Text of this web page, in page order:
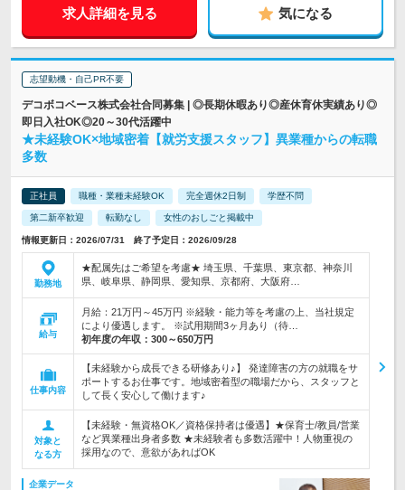
求人詳細を見る 気になる
志望動機・自己PR不要
デコボコベース株式会社合同募集 | ◎長期休暇あり◎産休育休実績あり◎
即日入社OK◎20～30代活躍中
★未経験OK×地域密着【就労支援スタッフ】異業種からの転職
多数
正社員 職種・業種未経験OK 完全週休2日制 学歴不問
第二新卒歓迎 転勤なし 女性のおしごと掲載中
情報更新日：2026/07/31 終了予定日：2026/09/28
勤務地
★配属先はご希望を考慮★ 埼玉県、千葉県、東京都、神奈川
県、岐阜県、静岡県、愛知県、京都府、大阪府…
給与
月給：21万円～45万円 ※経験・能力等を考慮の上、当社規定
により優遇します。 ※試用期間3ヶ月あり（待…
初年度の年収： 300～650万円
仕事内容
【未経験から成長できる研修あり♪】 発達障害の方の就職をサ
ポートするお仕事です。地域密着型の職場だから、スタッフと
して長く安心して働けます♪
対象と
なる方
【未経験・無資格OK／資格保持者は優遇】★保育士/教員/営業
など異業種出身者多数 ★未経験者も多数活躍中！人物重視の
採用なので、意欲があればOK
企業データ